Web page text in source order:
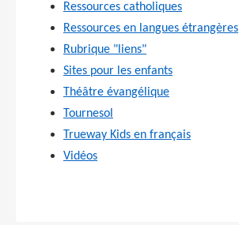
Ressources catholiques
Ressources en langues étrangères
Rubrique "liens"
Sites pour les enfants
Théâtre évangélique
Tournesol
Trueway Kids en français
Vidéos